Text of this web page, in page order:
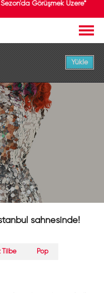
Görüşmek Üzere*
sahnesinde!
Tilbe Pop
Yükle